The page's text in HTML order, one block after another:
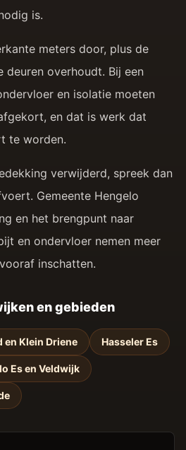
is.
meters door, plus de
deuren overhoudt. Bij een
en isolatie moeten
en dat is werk dat
te worden.
verwijderd, spreek dan
Gemeente Hengelo
en het brengpunt naar
en ondervloer nemen meer
inschatten.
en gebieden
en Klein Driene Hasseler Es
Es en Veldwijk